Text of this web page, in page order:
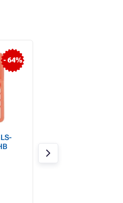
- 64%
120 D Plus, černá,
stolní, dvanáctimístná